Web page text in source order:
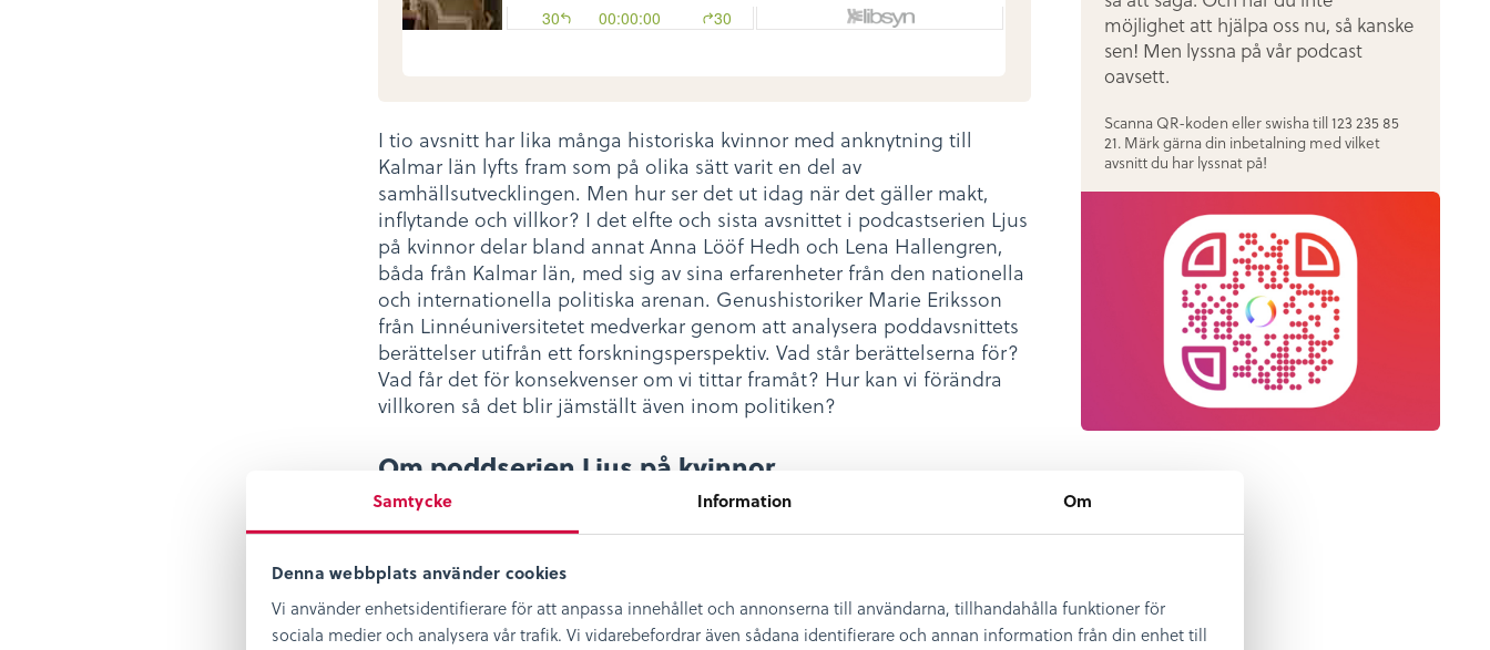
Samtycke Information Om
Denna webbplats använder cookies
Vi använder enhetsidentifierare för att anpassa innehållet och annonserna till användarna, tillhandahålla funktioner för
sociala medier och analysera vår trafik. Vi vidarebefordrar även sådana identifierare och annan information från din enhet till
I tio avsnitt har lika många historiska kvinnor med anknytning till
Kalmar län lyfts fram som på olika sätt varit en del av
samhällsutvecklingen. Men hur ser det ut idag när det gäller makt,
inflytande och villkor? I det elfte och sista avsnittet i podcastserien Ljus
på kvinnor delar bland annat Anna Lööf Hedh och Lena Hallengren,
båda från Kalmar län, med sig av sina erfarenheter från den nationella
och internationella politiska arenan. Genushistoriker Marie Eriksson
från Linnéuniversitetet medverkar genom att analysera poddavsnittets
berättelser utifrån ett forskningsperspektiv. Vad står berättelserna för?
Vad får det för konsekvenser om vi tittar framåt? Hur kan vi förändra
villkoren så det blir jämställt även inom politiken?
Om poddserien Ljus på kvinnor
Poddserien Ljus på kvinnor är ett samverkansprojekt mellan
Länsstyrelsen och Kalmar läns museum som startade under
#demokratiåret2021.
Kvinnorna som de olika avsnitten i poddserien handlar om har alla
kopplingar till Kalmar län och levde under 1800- och 1900-talet.
möjlighet att hjälpa oss nu, så kanske
sen! Men lyssna på vår podcast
oavsett.
Scanna QR-koden eller swisha till 123 235 85
21. Märk gärna din inbetalning med vilket
avsnitt du har lyssnat på!